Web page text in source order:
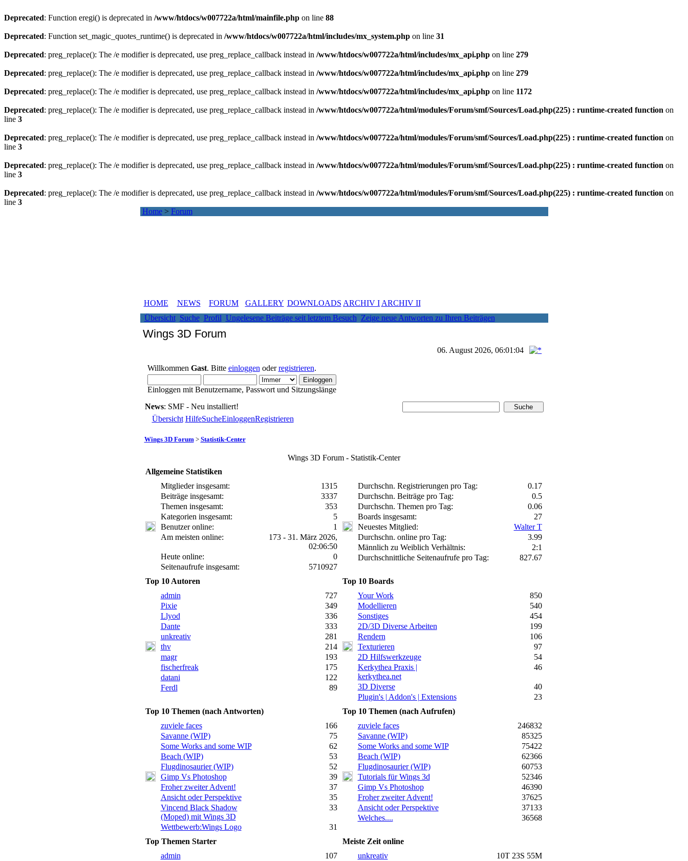
Deprecated: Function eregi() is deprecated in /www/htdocs/w007722a/html/mainfile.php on line 88
Deprecated: Function set_magic_quotes_runtime() is deprecated in /www/htdocs/w007722a/html/includes/mx_system.php on line 31
Deprecated: preg_replace(): The /e modifier is deprecated, use preg_replace_callback instead in /www/htdocs/w007722a/html/includes/mx_api.php on line 279
Deprecated: preg_replace(): The /e modifier is deprecated, use preg_replace_callback instead in /www/htdocs/w007722a/html/includes/mx_api.php on line 279
Deprecated: preg_replace(): The /e modifier is deprecated, use preg_replace_callback instead in /www/htdocs/w007722a/html/includes/mx_api.php on line 1172
Deprecated: preg_replace(): The /e modifier is deprecated, use preg_replace_callback instead in /www/htdocs/w007722a/html/modules/Forum/smf/Sources/Load.php(225) : runtime-created function on
line 3
Deprecated: preg_replace(): The /e modifier is deprecated, use preg_replace_callback instead in /www/htdocs/w007722a/html/modules/Forum/smf/Sources/Load.php(225) : runtime-created function on
line 3
Deprecated: preg_replace(): The /e modifier is deprecated, use preg_replace_callback instead in /www/htdocs/w007722a/html/modules/Forum/smf/Sources/Load.php(225) : runtime-created function on
line 3
Deprecated: preg_replace(): The /e modifier is deprecated, use preg_replace_callback instead in /www/htdocs/w007722a/html/modules/Forum/smf/Sources/Load.php(225) : runtime-created function on
line 3
Home> Forum
HOME NEWS FORUM GALLERY DOWNLOADS ARCHIV I ARCHIV II
Übersicht Suche Profil Ungelesene Beiträge seit letztem Besuch Zeige neue Antworten zu Ihren Beiträgen
Wings 3D Forum
06. August 2026, 06:01:04
Willkommen Gast. Bitte einloggen oderregistrieren.
Einloggen mit Benutzername, Passwort und Sitzungslänge
News: SMF - Neu installiert!
Übersicht HilfeSucheEinloggenRegistrieren
Wings 3D Forum > Statistik-Center
Wings 3D Forum - Statistik-Center
Allgemeine Statistiken
Mitglieder insgesamt:
1315
Beiträge insgesamt:
3337
Themen insgesamt:
353
Kategorien insgesamt:
5
Benutzer online:
1
Am meisten online:
173 - 31. März 2026,
02:06:50
Heute online:
0
Seitenaufrufe insgesamt:
5710927
Durchschn. Registrierungen pro Tag:
0.17
Durchschn. Beiträge pro Tag:
0.5
Durchschn. Themen pro Tag:
0.06
Boards insgesamt:
27
Neuestes Mitglied:
Walter T
Durchschn. online pro Tag:
3.99
Männlich zu Weiblich Verhältnis:
2:1
Durchschnittliche Seitenaufrufe pro Tag:
827.67
Top 10 Autoren
Top 10 Boards
admin
727
Pixie
349
Llyod
336
Dante
333
unkreativ
281
thv
214
magr
193
fischerfreak
175
datani
122
Ferdl
89
Your Work
850
Modellieren
540
Sonstiges
454
2D/3D Diverse Arbeiten
199
Rendern
106
Texturieren
97
2D Hilfswerkzeuge
54
Kerkythea Praxis |
kerkythea.net
46
3D Diverse
40
Plugin's | Addon's | Extensions
23
Top 10 Themen (nach Antworten)
Top 10 Themen (nach Aufrufen)
zuviele faces
166
Savanne (WIP)
75
Some Works and some WIP
62
Beach (WIP)
53
Flugdinosaurier (WIP)
52
Gimp Vs Photoshop
39
Froher zweiter Advent!
37
Ansicht oder Perspektive
35
Vincend Black Shadow
(Moped) mit Wings 3D
33
Wettbewerb:Wings Logo 31
zuviele faces
246832
Savanne (WIP)
85325
Some Works and some WIP
75422
Beach (WIP)
62366
Flugdinosaurier (WIP)
60753
Tutorials für Wings 3d
52346
Gimp Vs Photoshop
46390
Froher zweiter Advent!
37625
Ansicht oder Perspektive
37133
Welches....
36568
Top Themen Starter
Meiste Zeit online
admin
107
unkreativ
10T 23S 55M